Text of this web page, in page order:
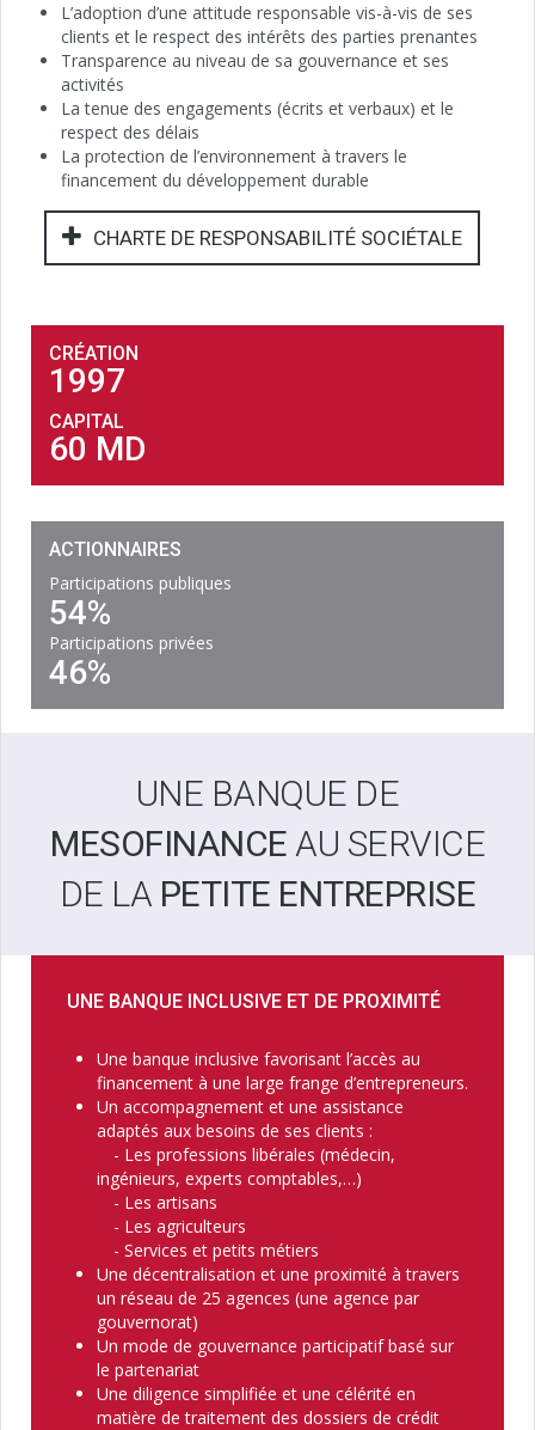
L’adoption d’une attitude responsable vis-à-vis de ses
clients et le respect des intérêts des parties prenantes
Transparence au niveau de sa gouvernance et ses
activités
La tenue des engagements (écrits et verbaux) et le
respect des délais
La protection de l’environnement à travers le
financement du développement durable
CHARTE DE RESPONSABILITÉ SOCIÉTALE
CRÉATION
1997
CAPITAL
60 MD
ACTIONNAIRES
Participations publiques
54%
Participations privées
46%
UNE BANQUE DE
MESOFINANCE AU SERVICE
DE LA PETITE ENTREPRISE
UNE BANQUE INCLUSIVE ET DE PROXIMITÉ
Une banque inclusive favorisant l’accès au
financement à une large frange d’entrepreneurs.
Un accompagnement et une assistance
adaptés aux besoins de ses clients :
- Les professions libérales (médecin,
ingénieurs, experts comptables,…)
- Les artisans
- Les agriculteurs
- Services et petits métiers
Une décentralisation et une proximité à travers
un réseau de 25 agences (une agence par
gouvernorat)
Un mode de gouvernance participatif basé sur
le partenariat
Une diligence simplifiée et une célérité en
matière de traitement des dossiers de crédit